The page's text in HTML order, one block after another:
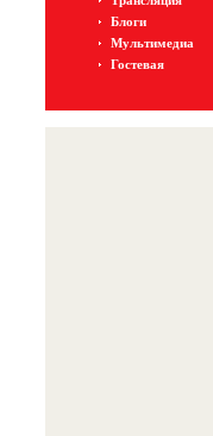
Блоги
Мультимедиа
Гостевая